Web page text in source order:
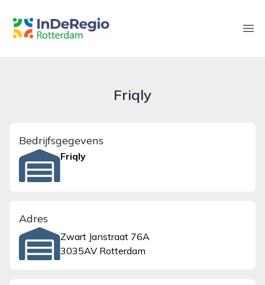
inderegiorotterdam.nl
Friqly
Bedrijfsgegevens
Friqly
Adres
Zwart Janstraat 76A
3035AV Rotterdam